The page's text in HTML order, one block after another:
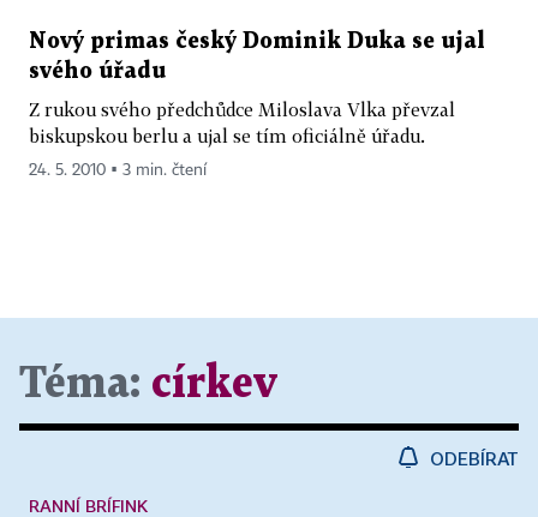
Nový primas český Dominik Duka se ujal
svého úřadu
Z rukou svého předchůdce Miloslava Vlka převzal
biskupskou berlu a ujal se tím oficiálně úřadu.
24. 5. 2010 ▪ 3 min. čtení
Téma: církev
ODEBÍRAT
RANNÍ BRÍFINK